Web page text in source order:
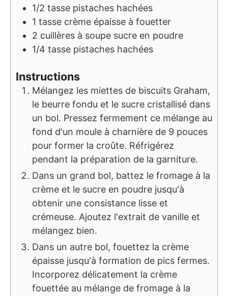
1/2 tasse pistaches hachées
1 tasse crème épaisse à fouetter
2 cuillères à soupe sucre en poudre
1/4 tasse pistaches hachées
Instructions
Mélangez les miettes de biscuits Graham,
le beurre fondu et le sucre cristallisé dans
un bol. Pressez fermement ce mélange au
fond d'un moule à charnière de 9 pouces
pour former la croûte. Réfrigérez
pendant la préparation de la garniture.
Dans un grand bol, battez le fromage à la
crème et le sucre en poudre jusqu'à
obtenir une consistance lisse et
crémeuse. Ajoutez l'extrait de vanille et
mélangez bien.
Dans un autre bol, fouettez la crème
épaisse jusqu'à formation de pics fermes.
Incorporez délicatement la crème
fouettée au mélange de fromage à la